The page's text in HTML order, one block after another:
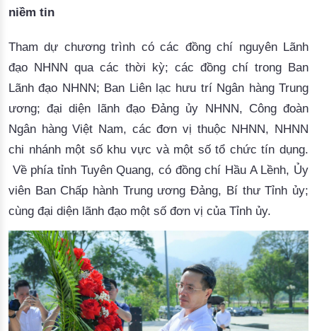
niềm tin
Tham dự chương trình có các đồng chí nguyên Lãnh
đạo NHNN qua các thời kỳ; các đồng chí trong Ban
Lãnh đạo NHNN; Ban Liên lạc hưu trí Ngân hàng Trung
ương; đại diện lãnh đạo Đảng ủy NHNN, Công đoàn
Ngân hàng Việt Nam, các đơn vị thuộc NHNN, NHNN
chi nhánh một số khu vực vàmột số tổ chức tín dụng.
Về phíatỉnh Tuyên Quang,có đồng chí Hầu A Lềnh, Ủy
viên Ban Chấp hành Trung ương Đảng, Bí thư Tỉnh ủy;
cùng đại diện lãnh đạo một số đơn vị của Tỉnh ủy.